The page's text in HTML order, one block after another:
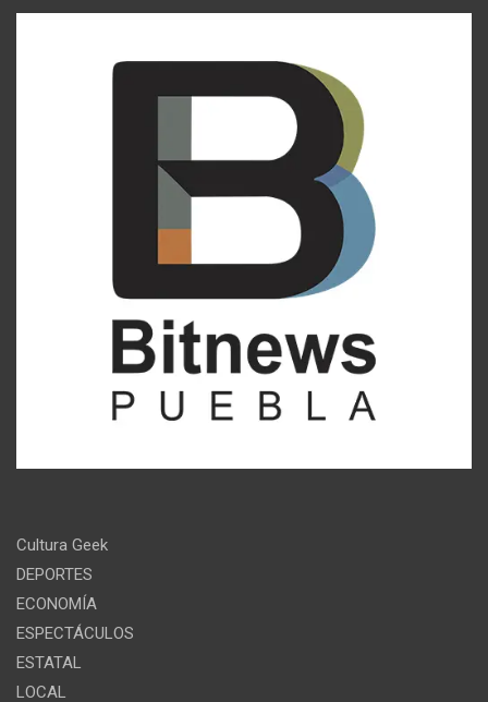
Cultura Geek
DEPORTES
ECONOMÍA
ESPECTÁCULOS
ESTATAL
LOCAL